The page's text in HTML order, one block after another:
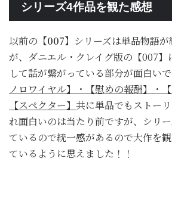
シリーズ4作品を観た感想
以前の 【007】 シリーズは単品物語
が、ダニエル・クレイグ版の【007】
して話が繋がっている部分が面白い
ノロワイヤル】・【慰めの報酬】・
【スペクター】 共に単品でもストー
れ面白いのは当たり前ですが、シリ
ているので統一感があるので大作を
ているように思えました！！